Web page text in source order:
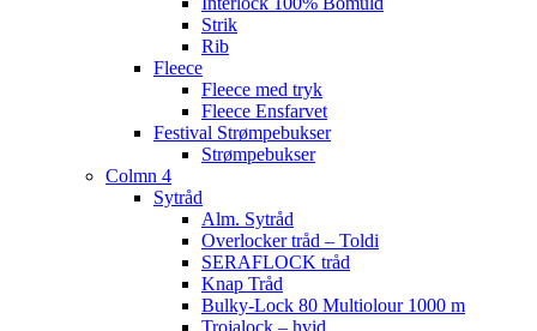
Strik
Rib
Fleece
Fleece med tryk
Fleece Ensfarvet
Festival Strømpebukser
Strømpebukser
Colmn 4
Sytråd
Alm. Sytråd
Overlocker tråd – Toldi
SERAFLOCK tråd
Knap Tråd
Bulky-Lock 80 Multiolour 1000 m
Trojalock – hvid